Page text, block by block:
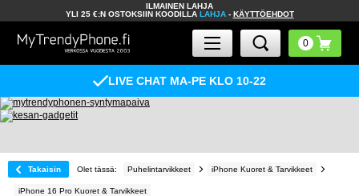
ILMAINEN LAHJA
YLI 25 €:N OSTOKSIIN KOODILLA LAHJA- KÄYTTÖEHDOT
LIVE CHAT MA-PE KLO 10-22
Takaisin Olet tässä: Puhelintarvikkeet iPhone Kuoret & Tarvikkeet
iPhone 16 Pro Kuoret & Tarvikkeet